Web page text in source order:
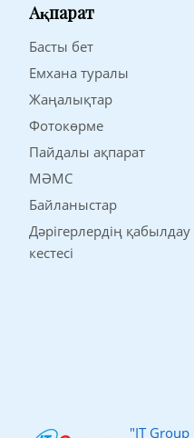
Ақпарат
Басты бет
Емхана туралы
Жаңалықтар
Фотокөрме
Пайдалы ақпарат
МӘМС
Байланыстар
Дәрігерлердің қабылдау
кестесі
"IT